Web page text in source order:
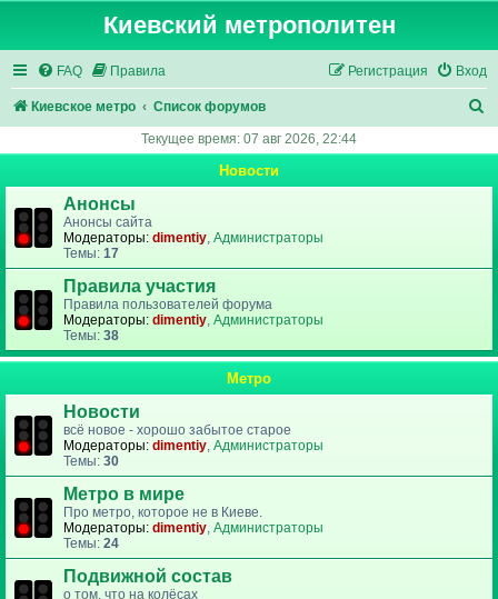
Киевский метрополитен
FAQ Правила Вход
Регистрация
Киевское метро Список форумов
Текущее время: 07 авг 2026, 22:44
Новости
Анонсы
Анонсы сайта
Модераторы: dimentiy, Администраторы
Темы: 17
Правила участия
Правила пользователей форума
Модераторы: dimentiy, Администраторы
Темы: 38
Метро
Новости
всё новое - хорошо забытое старое
Модераторы: dimentiy, Администраторы
Темы: 30
Метро в мире
Про метро, которое не в Киеве.
Модераторы: dimentiy, Администраторы
Темы: 24
Подвижной состав
о том, что на колёсах